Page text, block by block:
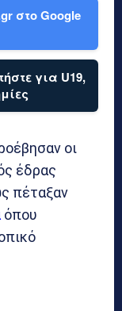
στο Google
για U19,
οι
έδρας
πέταξαν
όπου